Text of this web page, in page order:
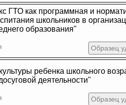
ГТО как программная и
школьников в
образования"
Образец
ребенка школьного
деятельности"
Образец